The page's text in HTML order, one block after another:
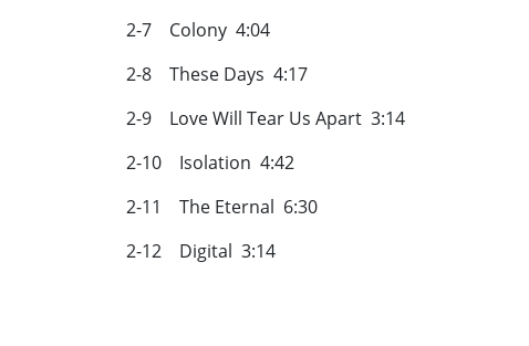
2-7 Colony 4:04
2-8 These Days 4:17
2-9 Love Will Tear Us Apart 3:14
2-10 Isolation 4:42
2-11 The Eternal 6:30
2-12 Digital 3:14